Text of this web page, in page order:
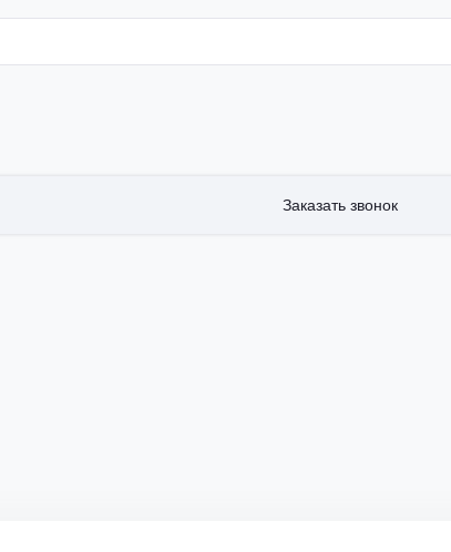
Заказать звонок